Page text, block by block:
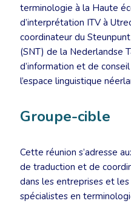
terminologie à la Haute
d’interprétation ITV à
coordinateur du
(SNT) de la Nederlandse
d’information et de
l’espace linguistique
Groupe-cible
Cette réunion s’adresse
de traduction et de
dans les entreprises et les
spécialistes en